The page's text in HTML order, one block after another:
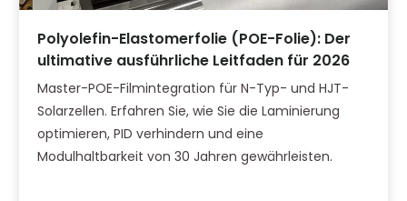
Polyolefin-Elastomerfolie (POE-Folie): Der
ultimative ausführliche Leitfaden für 2026
Master-POE-Filmintegration für N-Typ- und HJT-
Solarzellen. Erfahren Sie, wie Sie die Laminierung
optimieren, PID verhindern und eine
Modulhaltbarkeit von 30 Jahren gewährleisten.